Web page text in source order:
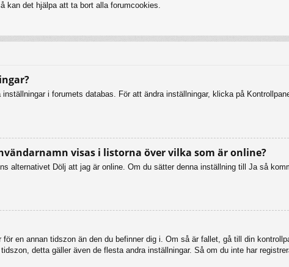
kan det hjälpa att ta bort alla forumcookies.
i forumets databas. För att ändra inställningar, klicka på
visas i listorna över vilka som är online?
alternativet Dölj att jag är online. Om du sätter denna inställning till Ja så
en annan tidszon än den du befinner dig i. Om så är fallet, gå till din
detta gäller även de flesta andra inställningar. Så om du inte har